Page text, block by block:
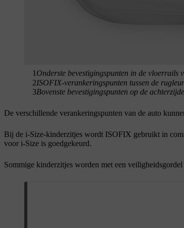
1Onderste bevestigingspunten in de vloerrails
2ISOFIX-verankeringspunten tussen de
3Bovenste bevestigingspunten op de
De verschillende verankeringspunten van de auto
Bij de i-Size-kinderzitjes wordt ISOFIX gebruikt in
voor i-Size is goedgekeurd.
Sommige kinderzitjes worden met een